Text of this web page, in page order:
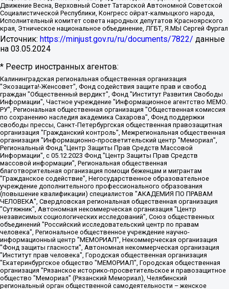
Движение Весна, Верховный Совет Татарской Автономной Советской
Социалистической Республики, Конгресс ойрат-калмыцкого народа,
Исполнительный комитет совета народных депутатов Красноярского
края, Этническое национальное объединение, ЛГБТ, Я.МЫ Сергей Фургал
Источник: https://minjust.gov.ru/ru/documents/7822/ данные
на 03.05.2024
* Реестр иностранных агентов:
Калининградская региональная общественная организация "Экозащита!-Женсовет", Фонд содействия защите прав и свобод граждан "Общественный вердикт", Фонд "Институт Развития Свободы Информации", Частное учреждение "Информационное агентство МЕМО. РУ", Региональная общественная организация "Общественная комиссия по сохранению наследия академика Сахарова", Фонд поддержки свободы прессы, Санкт-Петербургская общественная правозащитная организация "Гражданский контроль", Межрегиональная общественная организация "Информационно-просветительский центр "Мемориал", Региональный Фонд "Центр Защиты Прав Средств Массовой Информации", с 05.12.2023 Фонд "Центр Защиты Прав Средств массовой информации", Региональная общественная благотворительная организация помощи беженцам и мигрантам "Гражданское содействие", Негосударственное образовательное учреждение дополнительного профессионального образования (повышение квалификации) специалистов "АКАДЕМИЯ ПО ПРАВАМ ЧЕЛОВЕКА", Свердловская региональная общественная организация "Сутяжник", Автономная некоммерческая организация "Центр независимых социологических исследований", Союз общественных объединений "Российский исследовательский центр по правам человека", Региональное общественное учреждение научно-информационный центр "МЕМОРИАЛ", Некоммерческая организация "Фонд защиты гласности", Автономная некоммерческая организация "Институт прав человека", Городская общественная организация "Екатеринбургское общество "МЕМОРИАЛ", Городская общественная организация "Рязанское историко-просветительское и правозащитное общество "Мемориал" (Рязанский Мемориал), Челябинский региональный орган общественной самодеятельности – женское общественное объединение "Женщины Евразии", Челябинский региональный орган общественной самодеятельности "Уральская правозащитная группа", Фонд содействия защите здоровья и социальной справедливости имени Андрея Рылькова, Автономная Некоммерческая Организация "Аналитический Центр Юрия Левады", Автономная некоммерческая организация социальной поддержки населения "Проект Апрель", Региональная общественная организация помощи женщинам и детям, находящимся в кризисной ситуации "Информационно-методический центр "Анна", Фонд содействия развитию массовых коммуникаций и правовому просвещению "Так-так-Так", Фонд содействия устойчивому развитию "Серебряная тайга", Свердловский региональный общественный фонд социальных проектов "Новое время", "Idel.Реалии", Кавказ.Реалии, Крым.Реалии, Телеканал Настоящее Время, Татаро-башкирская служба Радио Свобода (Azatliq Radiosi), Радио Свободная Европа/Радио Свобода (PCE/PC), "Сибирь.Реалии", "Фактограф", Благотворительный фонд помощи осужденным и их семьям, Автономная некоммерческая организация "Институт глобализации и социальных движений", Фонд "В защиту прав заключенных", Частное учреждение "Центр поддержки и содействия развитию средств массовой информации", Пензенский региональный общественный благотворительный фонд "Гражданский союз", "Север.Реалии", Некоммерческая организация Фонд "Правовая инициатива", Общество с ограниченной ответственностью "Радио Свободная Европа/Радио Свобода", Чешское информационное агентство "MEDIUM-ORIENT", Красноярская региональная общественная организация "Мы против СПИДа", Камалягин Денис Николаевич, Маркелов Сергей Евгеньевич, Пономарев Лев Александрович, Савицкая Людмила Алексеевна, Автономная некоммерческая организация "Центр по работе с проблемой насилия "НАСИЛИЮ.НЕТ", Межрегиональный профессиональный союз работников здравоохранения "Альянс врачей", Юридическое лицо, зарегистрированное в Латвийской Республике, SIA "Medusa Project" (регистрационный номер 40103797863, дата регистрации 10.06.2014), Некоммерческая организация "Фонд по борьбе с коррупцией", Автономная некоммерческая организация "Институт права и публичной политики", Баданин Роман Сергеевич, Гликин Максим Александрович, Железнова Мария Михайловна, Лукьянова Юлия Сергеевна, Маетная Елизавета Витальевна, Маняхин Петр Борисович, Чуракова Ольга Владимировна, Ярош Юлия Петровна, Юридическое лицо "The Insider SIA", зарегистрированное в Риге, Латвийская Республика (дата регистрации 26.06.2015), являющееся администратором доменного имени интернет-издания "The Insider SIA", https://theins.ru, Постернак Алексей Евгеньевич, Рубин Михаил Аркадьевич, Анин Роман Александрович, Юридическое лицо Istories fonds, зарегистрированное в Латвийской Республике (регистрационный номер 50008295751, дата регистрации 24.02.2020), Великовский Дмитрий Александрович, Долинина Ирина Николаевна, Мароховская Алеся Алексеевна, Шлейнов Роман Юрьевич, Шмагун Олеся Валентиновна, Общество с ограниченной ответственностью "Альтаир 2021", Общество с ограниченной ответственностью "Вега 2021", Общество с ограниченной ответственностью "Главный редактор 2021", Общество с ограниченной ответственностью "Ромашки монолит", Важенков Артем Валерьевич, Ивановская областная общественная организация "Центр гендерных исследований", Гурман Юрий Альбертович, Медиапроект "ОВД-Инфо", Егоров Владимир Владимирович, Жилинский Владимир Александрович, Общество с ограниченной ответственностью "ЗП", Иванова София Юрьевна, Карезина Инна Павловна, Кильтау Екатерина Викторовна, Петров Алексей Викторович, Пискунов Сергей Евгеньевич, Смирнов Сергей Сергеевич, Тихонов Михаил Сергеевич, Общество с ограниченной ответственностью "ЖУРНАЛИСТ-ИНОСТРАННЫЙ АГЕНТ", Арапова Галина Юрьевна, Вольтская Татьяна Анатольевна, Американская компания "Mason G.E.S. Anonymous Foundation" (США), являющаяся владельцем интернет-издания https://mnews.world/, Компания "Stichting Bellingcat", зарегистрированная в Нидерландах (дата регистрации 11.07.2018), Захаров Андрей Вячеславович, Клепиковская Екатерина Дмитриевна, Общество с ограниченной ответственностью "МЕМО", Перл Роман Александрович, Симонов Евгений Алексеевич, Соловьева Елена Анатольевна, Сотников Даниил Владимирович, Сурначева Елизавета Дмитриевна, Автономная некоммерческая организация по защите прав человека и информированию населения "Якутия – Наше Мнение", Общество с ограниченной ответственностью "Москоу диджитал медиа", с 26.01.2023 Общество с ограниченной ответственностью "Чайка Белые сады", Ветошкина Валерия Валерьевна, Заговора Максим Александрович, Межрегиональное общественное движение "Российская ЛГБТ - сеть", Оленичев Максим Владимирович, Павлов Иван Юрьевич, Скворцова Елена Сергеевна, Общество с ограниченной ответственностью "Как бы инагент", Кочетков Игорь Викторович, Общество с ограниченной ответственностью "Честные выборы", Еланчик Олег Александрович, Общество с ограниченной ответственностью "Нобелевский призыв", Гималова Регина Эмилевна, Григорьев Андрей Валерьевич, Григорьева Алина Александровна, Ассоциация по содействию защите прав призывников, альтернативнослужащих и военнослужащих "Правозащитная группа "Гражданин.Армия.Право", Хисамова Регина Фаритовна, Автономная некоммерческая организация по реализации социально-правовых программ "Лилит", Дальневосточное общественное движение "Маяк", Санкт-Петербургская ЛГБТ-инициативная группа "Выход", Инициативная группа ЛГБТ+ "Реверс", Алексеев Андрей Викторович, Бекбулатова Таисия Львовна, Беляев Иван Михайлович, Владыкина Елена Сергеевна, Гельман Марат Александрович, Никульшина Вероника Юрьевна, Толоконникова Надежда Андреевна, Шендерович Виктор Анатольевич, Общество с ограниченной ответственностью "Данное сообщение", Общество с ограниченной ответственностью Издательский дом "Новая глава", Айнбиндер Александра Александровна, Московский комьюнити-центр для ЛГБТ+инициатив, Благотворительный фонд развития филантропии, Deutsche Welle (Германия, Kurt-Schumacher-Strasse 3, 53113 Bonn), Борзунова Мария Михайловна, Воробьев Виктор Викторович, Голубева Анна Львовна, Константинова Алла Михайловна, Малкова Ирина Владимировна, Мурадов Мурад Абдулгалимович, Осетинская Елизавета Николаевна, Понасенков Евгений Николаевич, Ганапольский Матвей Юрьевич, Киселев Евгений Алексеевич, Борухович Ирина Григорьевна, Дремин Иван Тимофеевич, Дубровский Дмитрий Викторович, Красноярская региональная общественная организация поддержки и развития альтернативных образовательных технологий и межкультурных коммуникаций "ИНТЕРРА", Маяковская Екатерина Алексеевна, Фейгин Марк Захарович, Филимонов Андрей Викторович, Дзугкоева Регина Николаевна, Доброхотов Роман Александрович, Дудь Юрий Александрович, Елкин Сергей Владимирович, Кругликов Кирилл Игоревич, Сабунаева Мария Леонидовна, Семенов Алексей Владимирович, Шаинян Карен Багратович, Шульман Екатерина Михайловна, Асафьев Артур Валерьевич, Вахштайн Виктор Семенович, Венедиктов Алексей Алексеевич, Лушникова Екатерина Евгеньевна, Волков Леонид Михайлович, Невзоров Александр Глебович, Пархоменко Сергей Борисович, Сироткин Ярослав Николаевич, Кара-Мурза Владимир Владимирович, Баранова Наталья Владимировна, Гозман Леонид Яковлевич, Кагарлицкий Борис Юльевич, Климарев Михаил Валерьевич, Милов Владимир Станиславович, Автономная некоммерческая организация Краснодарский центр современного искусства "Типография", Моргенштерн Алишер Тагирович, Соболь Любовь Эдуардовна, Общество с ограниченной ответственностью "ЛИЗА НОРМ", Каспаров Гарри Кимович, Ходорковский Михаил Борисович, Общество с ограниченной ответственностью "Апрельские тезисы", Данилович Ирина Брониславовна, Кашин Олег Владимирович, Петров Николай Владимирович, Пивоваров Алексей Владимирович, Соколов Михаил Владимирович, Цветкова Юлия Владимировна, Чичваркин Евгений Александрович, Комитет против пыток/Команда против пыток, Общество с ограниченной ответственностью "Первый научный", Общество с ограниченной ответственностью "Вертолет и ко", Белоцерковская Вероника Борисовна, Кац Максим Евгеньевич, Лазарева Татьяна Юрьевна, Шаведдинов Руслан Табризович, Яшин Илья Валерьевич, Общество с ограниченной ответственностью "Иноагент ААВ", Алешковский Дмитрий Петрович, Альбац Евгения Марковна, Быков Дмитрий Львович, Галямина Юлия Евгеньевна, Лойко Сергей Леонидович, Мартынов Кирилл Константинович, Медведев Сергей Александрович, Крашенинников Федор Геннадиевич, Гордеева Катерина Вл